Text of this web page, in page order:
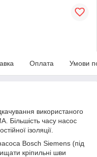
Оплата Умови
використаного
Більшість часу насос
ізоляції.
Bosch Siemens (під
кріпильні шви